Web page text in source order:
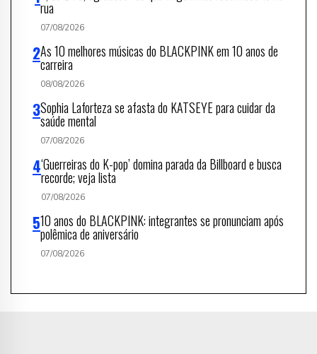
rua
07/08/2026
As 10 melhores músicas do BLACKPINK em 10 anos de
carreira
08/08/2026
Sophia Laforteza se afasta do KATSEYE para cuidar da
saúde mental
07/08/2026
‘Guerreiras do K-pop’ domina parada da Billboard e busca
recorde; veja lista
07/08/2026
10 anos do BLACKPINK: integrantes se pronunciam após
polêmica de aniversário
07/08/2026